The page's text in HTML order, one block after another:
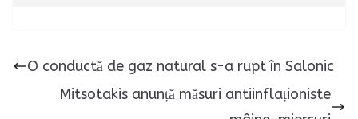
O conductă de gaz natural s-a rupt în Salonic
Mitsotakis anunță măsuri antiinflaționiste